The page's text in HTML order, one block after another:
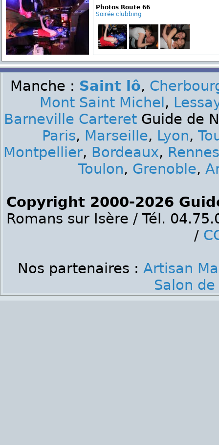
Photos Route 66
Soirée clubbing
Manche : Saint lô,
Mont Saint Michel ,
Barneville CarteretGuide de
Paris, Marseille, Lyon,
Montpellier, Bordeaux, Rennes
Toulon, Grenoble,
Copyright 2000-2026
Romans sur Isère / Tél.
/
Nos partenaires : Artisan
Salon